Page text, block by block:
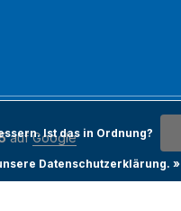
aufGoogle
Ist das in Ordnung?
Datenschutzerklärung. »